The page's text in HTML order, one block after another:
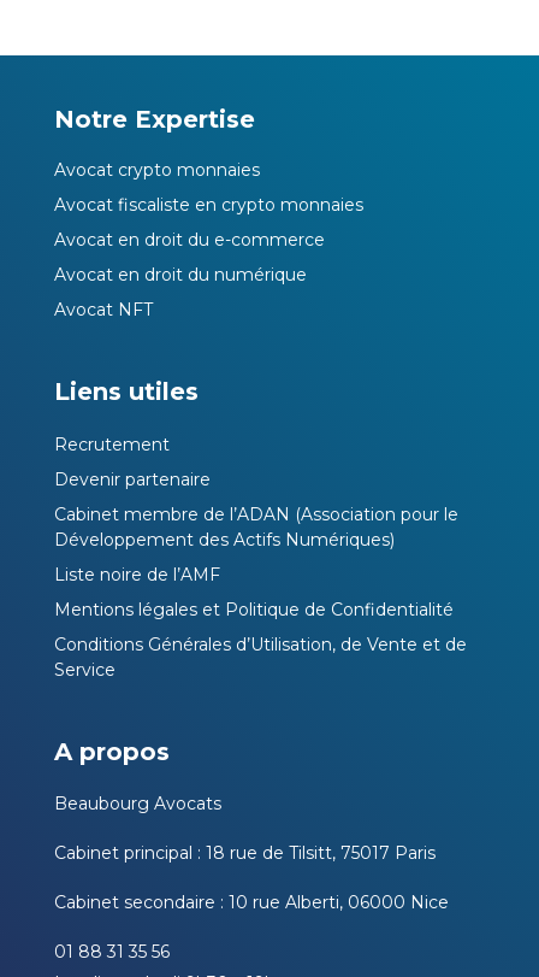
Notre Expertise
Avocat crypto monnaies
Avocat fiscaliste en crypto monnaies
Avocat en droit du e-commerce
Avocat en droit du numérique
Avocat NFT
Liens utiles
Recrutement
Devenir partenaire
Cabinet membre de l’ADAN (Association pour le
Développement des Actifs Numériques)
Liste noire de l’AMF
Mentions légales et Politique de Confidentialité
Conditions Générales d’Utilisation, de Vente et de
Service
A propos
Beaubourg Avocats
Cabinet principal : 18 rue de Tilsitt, 75017 Paris
Cabinet secondaire : 10 rue Alberti, 06000 Nice
01 88 31 35 56